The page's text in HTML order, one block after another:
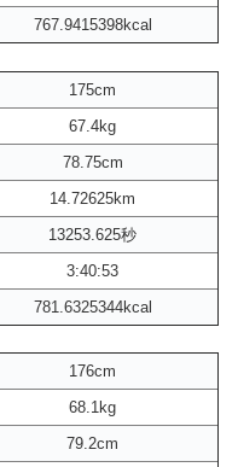
767.9415398kcal
175cm
67.4kg
78.75cm
14.72625km
13253.625秒
3:40:53
781.6325344kcal
176cm
68.1kg
79.2cm